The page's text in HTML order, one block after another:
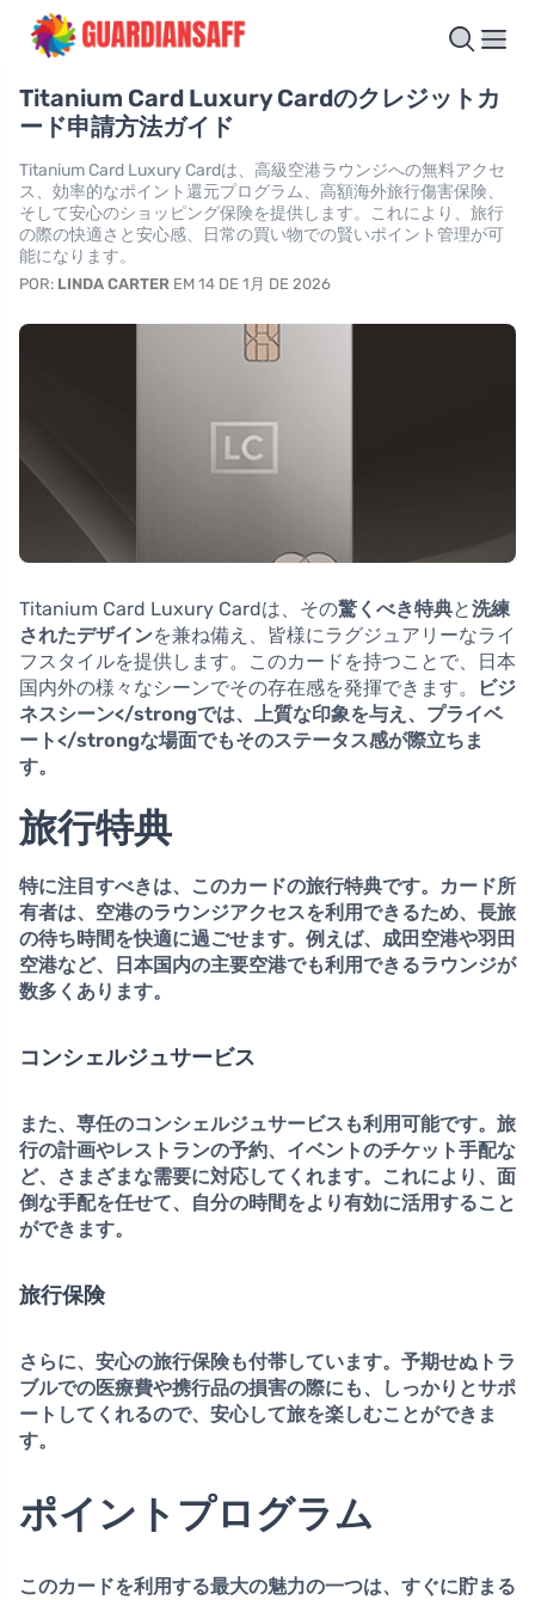
Titanium Card Luxury Cardのクレジットカ
ード申請方法ガイド
Titanium Card Luxury Cardは、高級空港ラウンジへの無料アクセ
ス、効率的なポイント還元プログラム、高額海外旅行傷害保険、
そして安心のショッピング保険を提供します。これにより、旅行
の際の快適さと安心感、日常の買い物での賢いポイント管理が可
能になります。
POR: LINDA CARTER EM 14 DE 1月 DE 2026
Titanium Card Luxury Cardは、その驚くべき特典と洗練
されたデザインを兼ね備え、皆様にラグジュアリーなライ
フスタイルを提供します。このカードを持つことで、日本
国内外の様々なシーンでその存在感を発揮できます。
ビジ
ネスシーン</strongでは、上質な印象を与え、 プライベ
ート</strongな場面でもそのステータス感が際立ちま
す。
旅行特典
特に注目すべきは、このカードの旅行特典です。カード所
有者は、空港のラウンジアクセスを利用できるため、長旅
の待ち時間を快適に過ごせます。例えば、成田空港や羽田
空港など、日本国内の主要空港でも利用できるラウンジが
数多くあります。
コンシェルジュサービス
また、専任のコンシェルジュサービス も利用可能です。旅
行の計画やレストランの予約、イベントのチケット手配な
ど、さまざまな需要に対応してくれます。これにより、面
倒な手配を任せて、自分の時間をより有効に活用すること
ができます。
旅行保険
さらに、安心の旅行保険も付帯しています。予期せぬトラ
ブルでの医療費や携行品の損害の際にも、しっかりとサポ
ートしてくれるので、安心して旅を楽しむことができま
す。
ポイントプログラム
このカードを利用する最大の魅力の一つは、すぐに貯まる